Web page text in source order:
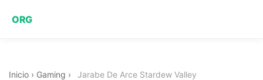
ORG
Inicio › Gaming › Jarabe De Arce Stardew Valley